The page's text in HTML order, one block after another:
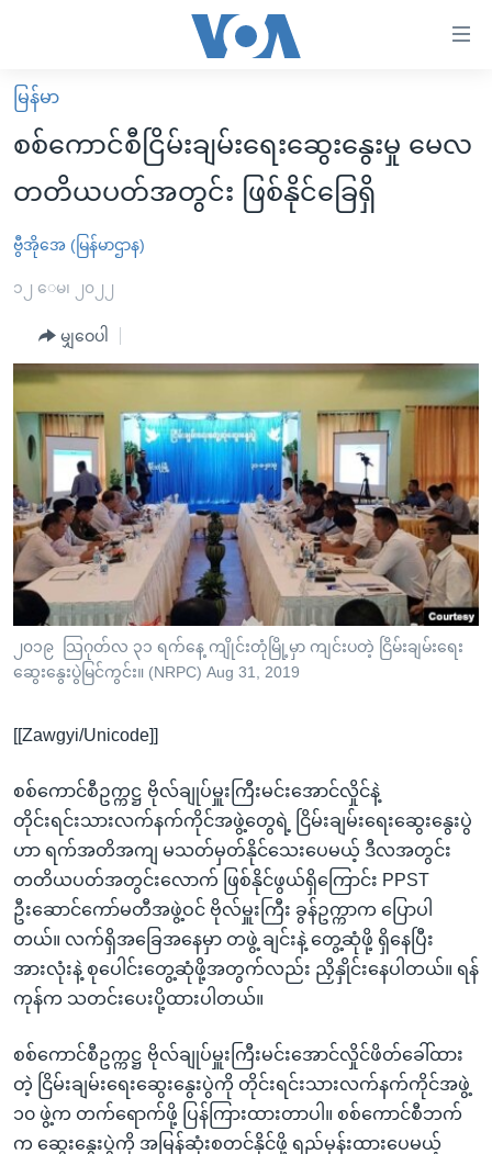
လွယ်ကူ
စေ
များ
ပင်မ
ကျော်
ကြည့်
အ
ညွန်း
စာမျက်နှာ
သို့
ကြည့်
ရန်
ရန်
သို့
ကျော်
ရန်
မူလစာမျက်နှာ
မြန်မာ
ကမ္ဘာ့သတင်းများ
နိုင်ငံတကာ
အစ္စရေး-ပါလက်စတိုင်း
ဗွီဒီယို
အင်္ဂလိပ်စာလေ့လာမယ်
မကြေးမုံရဲ့ အင်္ဂလိပ်စာ
ရုပ်ရှင်ထဲက အင်္ဂလိပ်စာ
သုတပဒေသာ အင်္ဂလိပ်စာ
ရေဒီယို
ရေဒီယိုနှင့်ရုပ်သံ အချက်အလက်များ
ရေဒီယို/တီဗွီအစီအစဉ်
Learning English
ဗွီအိုအေ လူမှုကွန်ယက်များ
မြန်မာ
စစ်ကောင်စီငြိမ်းချမ်းရေးဆွေးနွေးမှု မေလ
တတိယပတ်အတွင်း ဖြစ်နိုင်ခြေရှိ
ဗွီအိုအေ (မြန်မာဌာန)
၁၂ ေမ၊ ၂၀၂၂
မျှဝေပါ
၂၀၁၉ သြဂုတ်လ ၃၁ ရက်နေ့ ကျိုင်းတုံမြို့မှာ ကျင်းပတဲ့ ငြိမ်းချမ်းရေး
ဆွေးနွေးပွဲမြင်ကွင်း။ (NRPC) Aug 31, 2019
[[Zawgyi/Unicode]]
စစ်ကောင်စီဥက္ကဋ္ဌ ဗိုလ်ချုပ်မှူးကြီးမင်းအောင်လှိုင်နဲ့
တိုင်းရင်းသားလက်နက်ကိုင်အဖွဲ့တွေရဲ့ ငြိမ်းချမ်းရေးဆွေးနွေးပွဲ
ဟာ ရက်အတိအကျ မသတ်မှတ်နိုင်သေးပေမယ့် ဒီလအတွင်း
တတိယပတ်အတွင်းလောက် ဖြစ်နိုင်ဖွယ်ရှိကြောင်း PPST
ဦးဆောင်ကော်မတီအဖွဲ့ဝင် ဗိုလ်မှူးကြီး ခွန်ဥက္ကာက ပြောပါ
တယ်။ လက်ရှိအခြေအနေမှာ တဖွဲ့ ချင်းနဲ့ တွေ့ဆုံဖို့ ရှိနေပြီး
အားလုံးနဲ့ စုပေါင်းတွေ့ဆုံဖို့အတွက်လည်း ညှိနှိုင်းနေပါတယ်။ ရန်
ကုန်က သတင်းပေးပို့ထားပါတယ်။
စစ်ကောင်စီဥက္ကဋ္ဌ ဗိုလ်ချုပ်မှူးကြီးမင်းအောင်လှိုင်ဖိတ်ခေါ်ထား
တဲ့ ငြိမ်းချမ်းရေးဆွေးနွေးပွဲကို တိုင်းရင်းသားလက်နက်ကိုင်အဖွဲ့
၁၀ ဖွဲ့က တက်ရောက်ဖို့ ပြန်ကြားထားတာပါ။ စစ်ကောင်စီဘက်
က ဆွေးနွေးပွဲကို အမြန်ဆုံးစတင်နိုင်ဖို့ ရည်မှန်းထားပေမယ့်